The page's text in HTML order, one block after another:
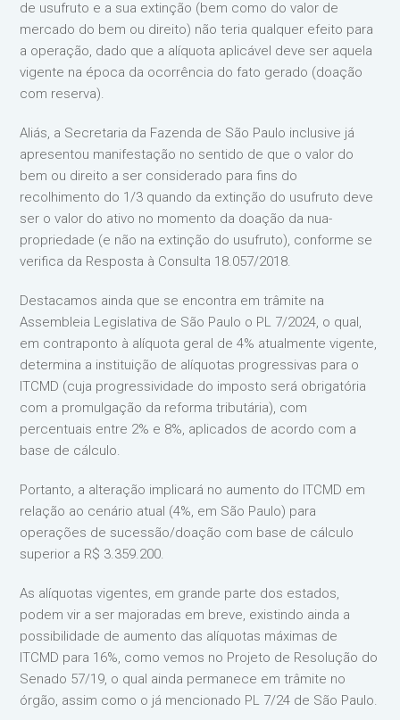
de usufruto e a sua extinção (bem como do valor de
mercado do bem ou direito) não teria qualquer efeito para
a operação, dado que a alíquota aplicável deve ser aquela
vigente na época da ocorrência do fato gerado (doação
com reserva).
Aliás, a Secretaria da Fazenda de São Paulo inclusive já
apresentou manifestação no sentido de que o valor do
bem ou direito a ser considerado para fins do
recolhimento do 1/3 quando da extinção do usufruto deve
ser o valor do ativo no momento da doação da nua-
propriedade (e não na extinção do usufruto), conforme se
verifica da Resposta à Consulta 18.057/2018.
Destacamos ainda que se encontra em trâmite na
Assembleia Legislativa de São Paulo o PL 7/2024, o qual,
em contraponto à alíquota geral de 4% atualmente vigente,
determina a instituição de alíquotas progressivas para o
ITCMD (cuja progressividade do imposto será obrigatória
com a promulgação da reforma tributária), com
percentuais entre 2% e 8%, aplicados de acordo com a
base de cálculo.
Portanto, a alteração implicará no aumento do ITCMD em
relação ao cenário atual (4%, em São Paulo) para
operações de sucessão/doação com base de cálculo
superior a R$ 3.359.200.
As alíquotas vigentes, em grande parte dos estados,
podem vir a ser majoradas em breve, existindo ainda a
possibilidade de aumento das alíquotas máximas de
ITCMD para 16%, como vemos no Projeto de Resolução do
Senado 57/19, o qual ainda permanece em trâmite no
órgão, assim como o já mencionado PL 7/24 de São Paulo.